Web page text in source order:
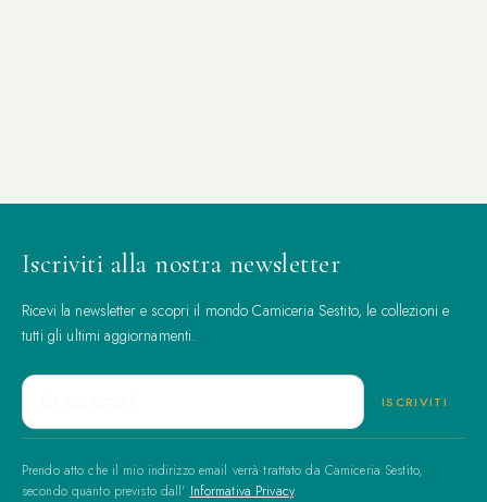
Iscriviti alla nostra newsletter
Ricevi la newsletter e scopri il mondo Camiceria Sestito, le collezioni e
tutti gli ultimi aggiornamenti.
Prendo atto che il mio indirizzo email verrà trattato da Camiceria Sestito,
secondo quanto previsto dall' Informativa Privacy.